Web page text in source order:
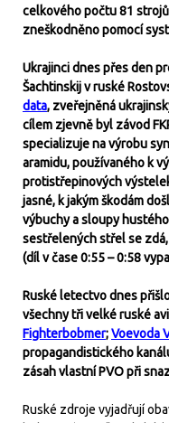
celkového počtu 81
zneškodněno pomocí
Ukrajinci dnes přes den
Šachtinskij v ruské
data, zveřejněná
cílem zjevně byl závod
specializuje na výrobu
aramidu, používaného k
protistřepinových
jasné, k jakým škodám
výbuchy a sloupy
sestřelených střel se
(díl v čase 0:55 – 0:58
Ruské letectvo dnes
všechny tři velké ruské
Fighterbobmer;Voevoda
propagandistického
zásah vlastní PVO při
Ruské zdroje vyjadřují